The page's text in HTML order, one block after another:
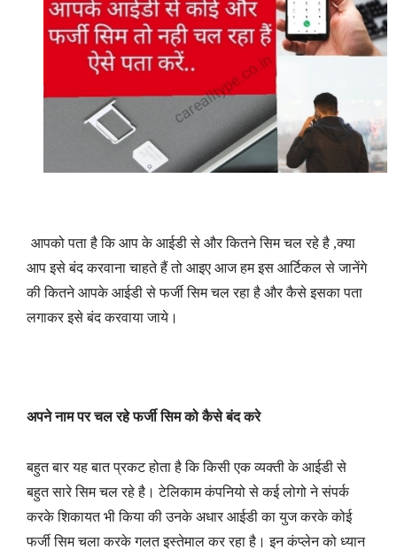
आपको पता है कि आप के आईडी से और कितने सिम चल रहे है ,क्या
आप इसे बंद करवाना चाहते हैं तो आइए आज हम इस आर्टिकल से जानेंगे
की कितने आपके आईडी से फर्जी सिम चल रहा है और कैसे इसका पता
लगाकर इसे बंद करवाया जाये।
अपने नाम पर चल रहे फर्जी सिम को कैसे बंद करे
बहुत बार यह बात प्रकट होता है कि किसी एक व्यक्ती के आईडी से
बहुत सारे सिम चल रहे है। टेलिकाम कंपनियो से कई लोगो ने संपर्क
करके शिकायत भी किया की उनके अधार आईडी का युज करके कोई
फर्जी सिम चला करके गलत इस्तेमाल कर रहा है। इन कंप्लेन को ध्यान